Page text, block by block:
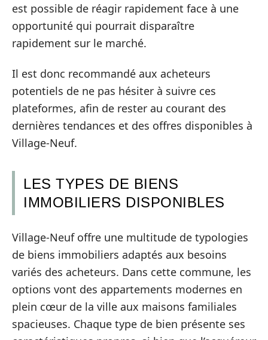
est possible de réagir rapidement face à une
opportunité qui pourrait disparaître
rapidement sur le marché.
Il est donc recommandé aux acheteurs
potentiels de ne pas hésiter à suivre ces
plateformes, afin de rester au courant des
dernières tendances et des offres disponibles à
Village-Neuf.
LES TYPES DE BIENS
IMMOBILIERS DISPONIBLES
Village-Neuf offre une multitude de typologies
de biens immobiliers adaptés aux besoins
variés des acheteurs. Dans cette commune, les
options vont des appartements modernes en
plein cœur de la ville aux maisons familiales
spacieuses. Chaque type de bien présente ses